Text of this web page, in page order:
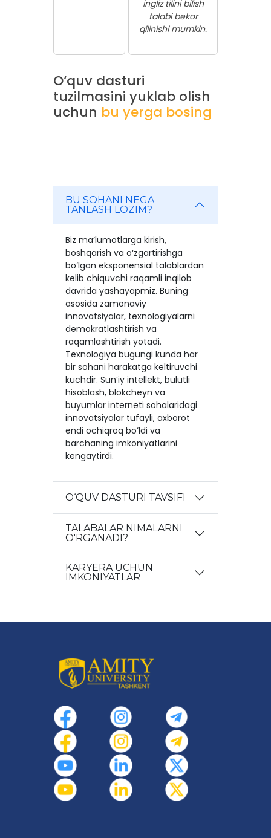
ingliz tilini bilish
talabi bekor
qilinishi mumkin.
O‘quv dasturi
tuzilmasini yuklab olish
uchun bu yerga bosing
BU SOHANI NEGA
TANLASH LOZIM?
Biz ma’lumotlarga kirish,
boshqarish va o‘zgartirishga
bo‘lgan eksponensial talablardan
kelib chiquvchi raqamli inqilob
davrida yashayapmiz. Buning
asosida zamonaviy
innovatsiyalar, texnologiyalarni
demokratlashtirish va
raqamlashtirish yotadi.
Texnologiya bugungi kunda har
bir sohani harakatga keltiruvchi
kuchdir. Sun’iy intellekt, bulutli
hisoblash, blokcheyn va
buyumlar interneti sohalaridagi
innovatsiyalar tufayli, axborot
endi ochiqroq bo‘ldi va
barchaning imkoniyatlarini
kengaytirdi.
O‘QUV DASTURI TAVSIFI
TALABALAR NIMALARNI
O'RGANADI?
KARYERA UCHUN
IMKONIYATLAR